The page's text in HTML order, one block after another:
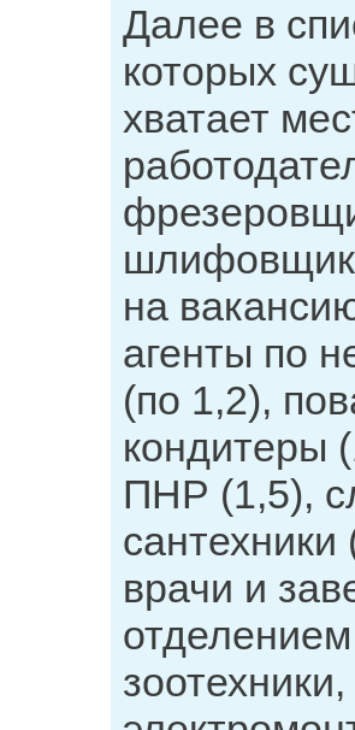
Далее в
которых
хватает
на
агенты по
(по 1,2),
кондитеры
ПНР (1,5),
врачи и
зоотехники,